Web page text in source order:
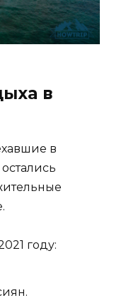
в
в
году: